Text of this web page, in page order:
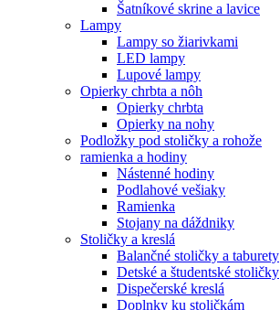
Šatníkové skrine a lavice
Lampy
Lampy so žiarivkami
LED lampy
Lupové lampy
Opierky chrbta a nôh
Opierky chrbta
Opierky na nohy
Podložky pod stoličky a rohože
ramienka a hodiny
Nástenné hodiny
Podlahové vešiaky
Ramienka
Stojany na dáždniky
Stoličky a kreslá
Balančné stoličky a taburety
Detské a študentské stoličky
Dispečerské kreslá
Doplnky ku stoličkám